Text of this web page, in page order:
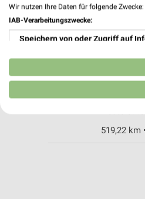
Heute
530,50 km
Europastr.
519,22 km
Wir nutzen Ihre Daten für folgende Zwecke:
IAB-Verarbeitungszwecke:
Speichern von oder Zugriff auf
Verwendung reduzierter Daten
Erstellung von Profilen für
Erstellung von Profilen zur